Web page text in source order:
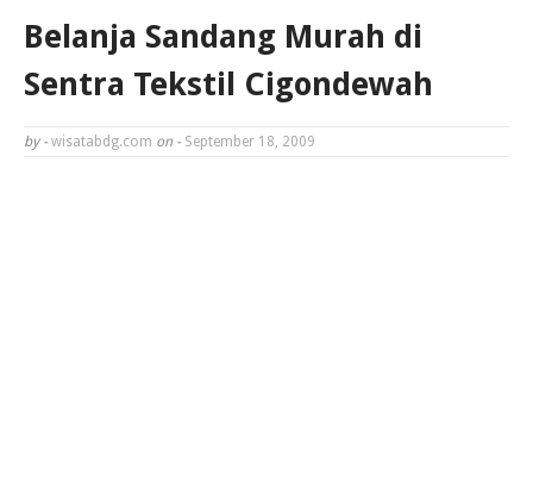
Belanja Sandang Murah di
Sentra Tekstil Cigondewah
by - wisatabdg.com on - September 18, 2009